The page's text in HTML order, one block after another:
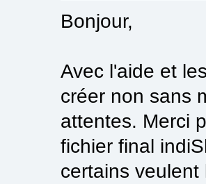
Bonjour,
Avec l'aide et
créer non sans
attentes. Merci
fichier final
certains veulent